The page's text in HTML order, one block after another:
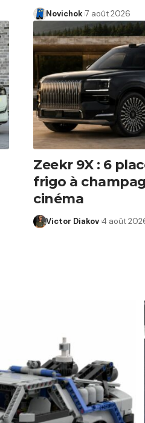
Novichok 7 août 2026
Zeekr 9X : 6
frigo à
cinéma
Victor Diakov 4 août